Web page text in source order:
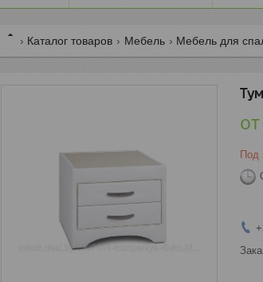
Каталог товаров Мебель Мебель для
от
Под